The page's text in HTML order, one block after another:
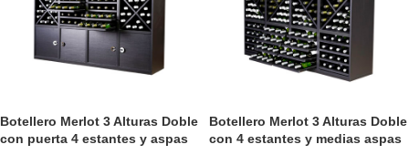
Botellero Merlot 3 Alturas Doble
con puerta 4 estantes y aspas
Botellero Merlot 3 Alturas Doble
con 4 estantes y medias aspas